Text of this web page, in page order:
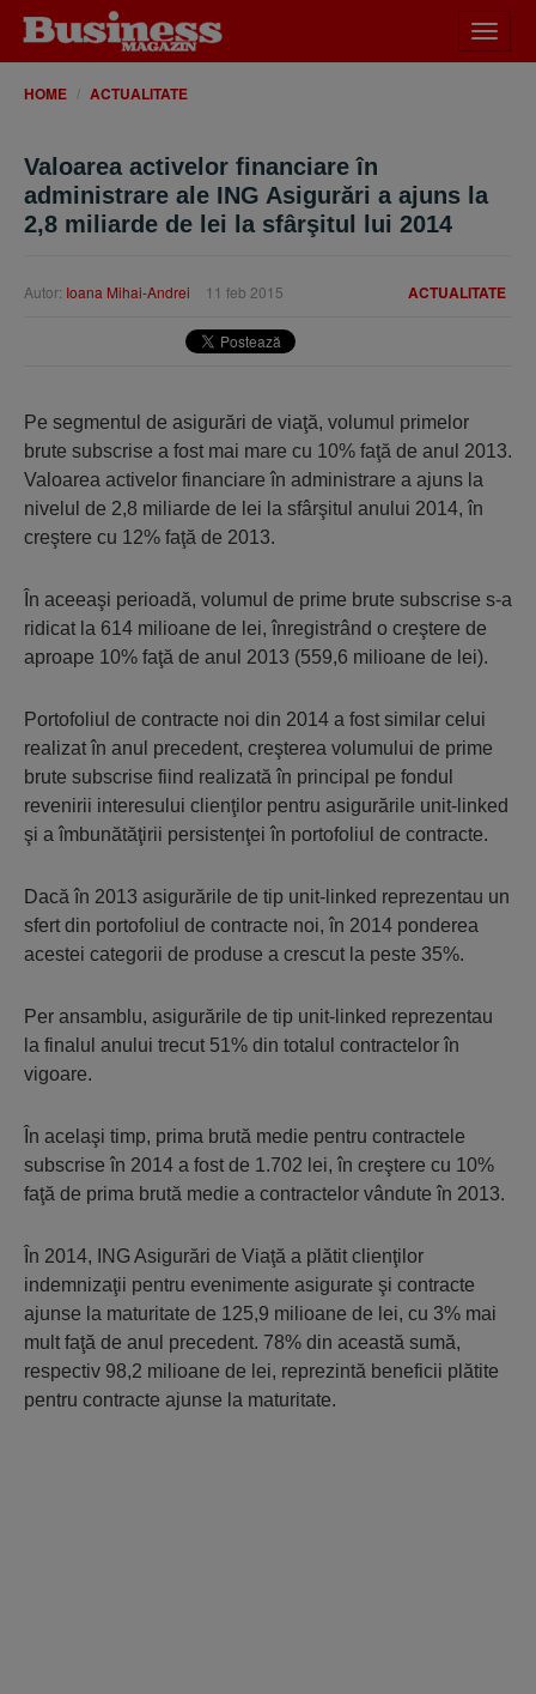
meniu
HOME ACTUALITATE
Valoarea activelor financiare în
administrare ale ING Asigurări a ajuns la
2,8 miliarde de lei la sfârşitul lui 2014
ACTUALITATE
Autor: Ioana Mihai-Andrei 11 feb 2015
Pe segmentul de asigurări de viaţă, volumul primelor
brute subscrise a fost mai mare cu 10% faţă de anul 2013.
Valoarea activelor financiare în administrare a ajuns la
nivelul de 2,8 miliarde de lei la sfârşitul anului 2014, în
creştere cu 12% faţă de 2013.
În aceeaşi perioadă, volumul de prime brute subscrise s-a
ridicat la 614 milioane de lei, înregistrând o creştere de
aproape 10% faţă de anul 2013 (559,6 milioane de lei).
Portofoliul de contracte noi din 2014 a fost similar celui
realizat în anul precedent, creşterea volumului de prime
brute subscrise fiind realizată în principal pe fondul
revenirii interesului clienţilor pentru asigurările unit-linked
şi a îmbunătăţirii persistenţei în portofoliul de contracte.
Dacă în 2013 asigurările de tip unit-linked reprezentau un
sfert din portofoliul de contracte noi, în 2014 ponderea
acestei categorii de produse a crescut la peste 35%.
Per ansamblu, asigurările de tip unit-linked reprezentau
la finalul anului trecut 51% din totalul contractelor în
vigoare.
În acelaşi timp, prima brută medie pentru contractele
subscrise în 2014 a fost de 1.702 lei, în creştere cu 10%
faţă de prima brută medie a contractelor vândute în 2013.
În 2014, ING Asigurări de Viaţă a plătit clienţilor
indemnizaţii pentru evenimente asigurate şi contracte
ajunse la maturitate de 125,9 milioane de lei, cu 3% mai
mult faţă de anul precedent. 78% din această sumă,
respectiv 98,2 milioane de lei, reprezintă beneficii plătite
pentru contracte ajunse la maturitate.